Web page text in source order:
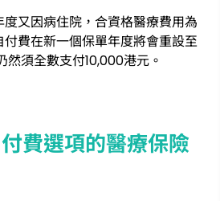
又因病住院，合資格醫療費用為
費在新一個保單年度將會重設至
須全數支付10,000港元。
費選項的醫療保險